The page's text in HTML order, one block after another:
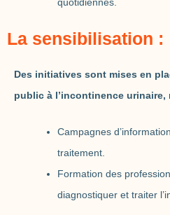
La sensibilisation :
Des initiatives sont mises en
public à l’incontinence urinaire,
Campagnes
traitement.
Formation des
diagnostiquer et traiter